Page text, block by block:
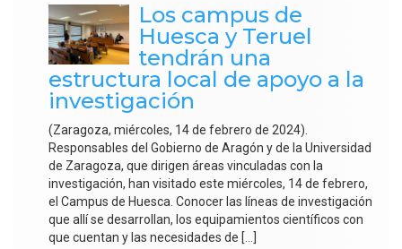
Los campus de
Huesca y Teruel
tendrán una
estructura local de apoyo a la
investigación
(Zaragoza, miércoles, 14 de febrero de 2024).
Responsables del Gobierno de Aragón y de la Universidad
de Zaragoza, que dirigen áreas vinculadas con la
investigación, han visitado este miércoles, 14 de febrero,
el Campus de Huesca. Conocer las líneas de investigación
que allí se desarrollan, los equipamientos científicos con
que cuentan y las necesidades de […]